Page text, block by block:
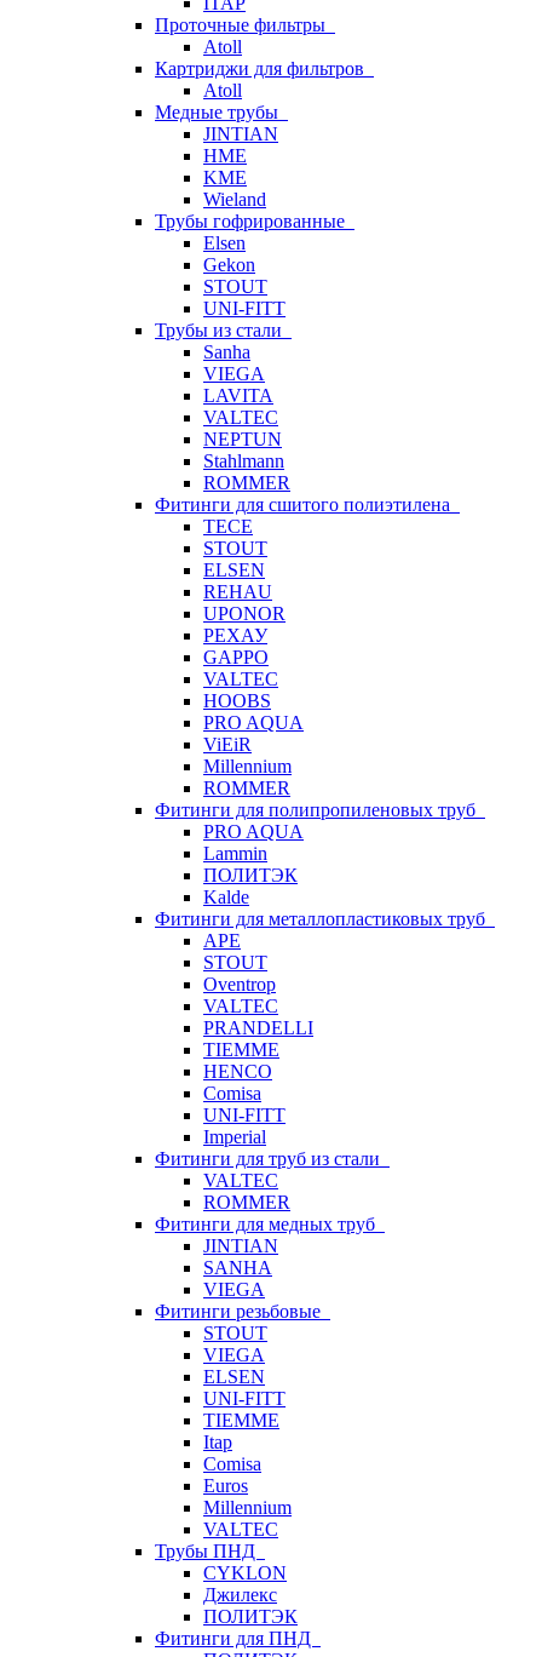
Проточные фильтры
Atoll
Картриджи для фильтров
Atoll
Медные трубы
JINTIAN
HME
KME
Wieland
Трубы гофрированные
Elsen
Gekon
STOUT
UNI-FITT
Трубы из стали
Sanha
VIEGA
LAVITA
VALTEC
NEPTUN
Stahlmann
ROMMER
Фитинги для сшитого полиэтилена
TECE
STOUT
ELSEN
REHAU
UPONOR
РЕХАУ
GAPPO
VALTEC
HOOBS
PRO AQUA
ViEiR
Millennium
ROMMER
Фитинги для полипропиленовых труб
PRO AQUA
Lammin
ПОЛИТЭК
Kalde
Фитинги для металлопластиковых труб
APE
STOUT
Oventrop
VALTEC
PRANDELLI
TIEMME
HENCO
Comisa
UNI-FITT
Imperial
Фитинги для труб из стали
VALTEC
ROMMER
Фитинги для медных труб
JINTIAN
SANHA
VIEGA
Фитинги резьбовые
STOUT
VIEGA
ELSEN
UNI-FITT
TIEMME
Itap
Comisa
Euros
Millennium
VALTEC
Трубы ПНД
CYKLON
Джилекс
ПОЛИТЭК
Фитинги для ПНД